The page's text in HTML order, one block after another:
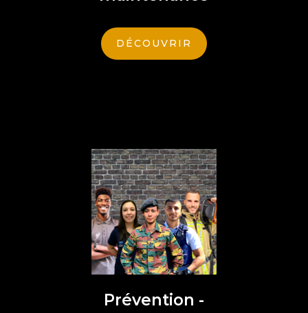
DÉCOUVRIR
Prévention -